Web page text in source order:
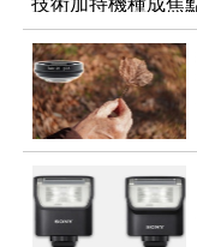
技術加持機種成焦